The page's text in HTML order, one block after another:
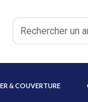
& COUVERTURE